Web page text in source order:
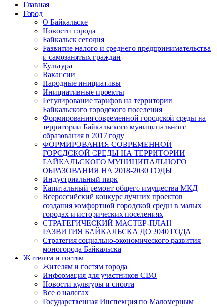
Главная
Город
О Байкальске
Новости города
Байкальск сегодня
Развитие малого и среднего предпринимательства
и самозанятых граждан
Культура
Вакансии
Народные инициативы
Инициативные проекты
Регулирование тарифов на территории
Байкальского городского поселения
Формирования современной городской среды на
территории Байкальского муниципального
образования в 2017 году
ФОРМИРОВАНИЯ СОВРЕМЕННОЙ
ГОРОДСКОЙ СРЕДЫ НА ТЕРРИТОРИИ
БАЙКАЛЬСКОГО МУНИЦИПАЛЬНОГО
ОБРАЗОВАНИЯ НА 2018-2030 ГОДЫ
Индустриальный парк
Капитальный ремонт общего имущества МКД
Всероссийский конкурс лучших проектов
создания комфортной городской среды в малых
городах и исторических поселениях
СТРАТЕГИЧЕСКИЙ МАСТЕР-ПЛАН
РАЗВИТИЯ БАЙКАЛЬСКА ДО 2040 ГОДА
Стратегия социально-экономического развития
моногорода Байкальска
Жителям и гостям
Жителям и гостям города
Информация для участников СВО
Новости культуры и спорта
Все о налогах
Государственная Инспекция по Маломерным